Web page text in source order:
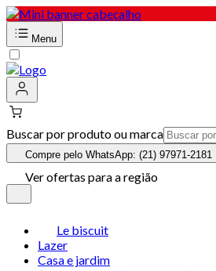
Menu
Buscar por produto ou marca
Compre pelo WhatsApp: (21) 97971-2181
Ver ofertas para a região
Le biscuit
Lazer
Casa e jardim